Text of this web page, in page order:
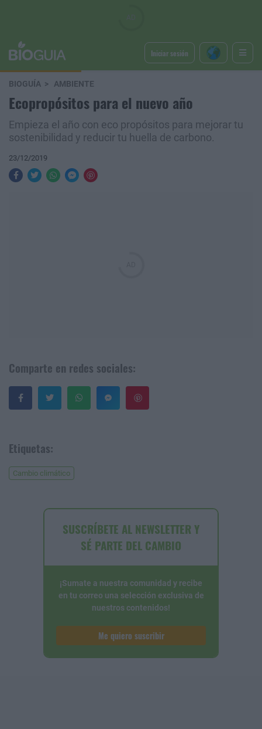
Iniciar sesión
BIOGUÍA AMBIENTE
Ecopropósitos para el nuevo año
Empieza el año con eco propósitos para mejorar tu
sostenibilidad y reducir tu huella de carbono.
23/12/2019
Comparte en redes sociales:
Etiquetas:
Cambio climático
SUSCRÍBETE AL NEWSLETTER Y
SÉ PARTE DEL CAMBIO
¡Sumate a nuestra comunidad y recibe
en tu correo una selección exclusiva de
nuestros contenidos!
Me quiero suscribir